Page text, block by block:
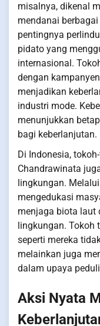
misalnya, dikenal
mendanai
pentingnya
pidato yang
internasional.
dengan
menjadikan
industri mode.
menunjukkan
bagi keberlanjutan.
Di Indonesia,
Chandrawinata
lingkungan.
mengedukasi
menjaga biota laut
lingkungan. Tokoh
seperti mereka
melainkan juga
dalam upaya
Aksi Nyata